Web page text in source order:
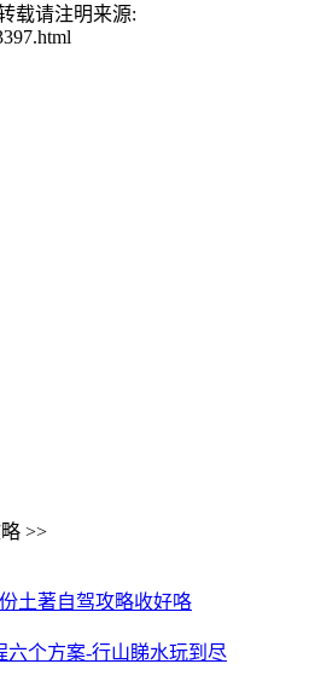
载请注明来源:
>>
土著自驾攻略收好咯
六个方案-行山睇水玩到尽